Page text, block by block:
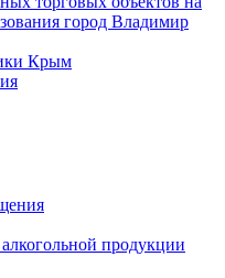
город Владимир
Крым
продукции